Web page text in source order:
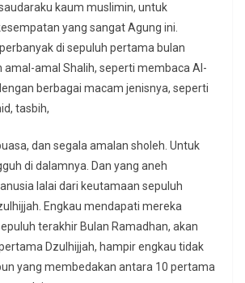
kaum muslimin, untuk
yang sangat Agung ini.
di sepuluh pertama bulan
amal-amal Shalih, seperti membaca Al-
berbagai macam jenisnya, seperti
tasbih,
dan segala amalan sholeh. Untuk
di dalamnya. Dan yang aneh
lalai dari keutamaan sepuluh
Engkau mendapati mereka
terakhir Bulan Ramadhan, akan
Dzulhijjah, hampir engkau tidak
yang membedakan antara 10 pertama